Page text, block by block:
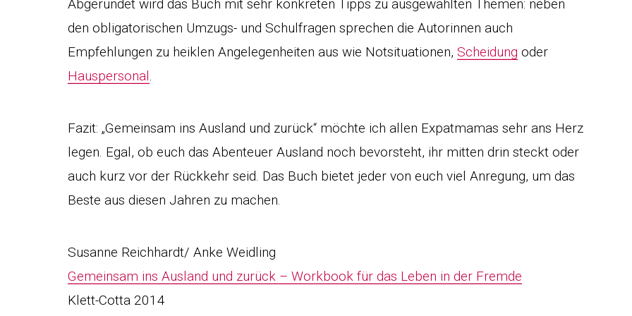
Abgerundet wird das Buch mit sehr konkreten Tipps zu ausgewählten Themen: neben
den obligatorischen Umzugs- und Schulfragen sprechen die Autorinnen auch
Empfehlungen zu heiklen Angelegenheiten aus wie Notsituationen, Scheidung oder
Hauspersonal.
Fazit: „Gemeinsam ins Ausland und zurück“ möchte ich allen Expatmamas sehr ans Herz
legen. Egal, ob euch das Abenteuer Ausland noch bevorsteht, ihr mitten drin steckt oder
auch kurz vor der Rückkehr seid. Das Buch bietet jeder von euch viel Anregung, um das
Beste aus diesen Jahren zu machen.
Susanne Reichhardt/ Anke Weidling
Gemeinsam ins Ausland und zurück – Workbook für das Leben in der Fremde
Klett-Cotta 2014